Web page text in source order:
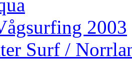
2003
Surf /